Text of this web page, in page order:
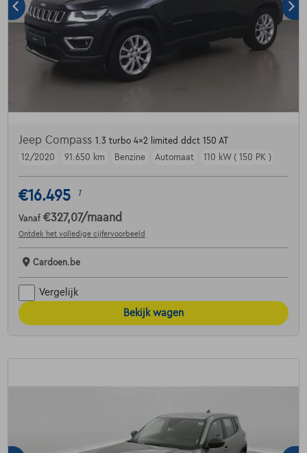
Jeep Compass 1.3 turbo 4x2 limited ddct 150 AT
12/2020
91.650 km Benzine Automaat 110 kW ( 150 PK )
€16.495 1
Vanaf €327,07/maand
Ontdek het volledige cijfervoorbeeld
Cardoen.be
Vergelijk
Bekijk wagen